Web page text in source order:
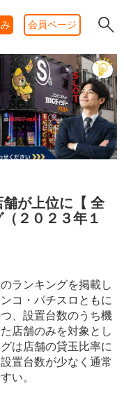
会員ページ
が上位に【 全
２０２３年１
ランキングを掲載し
コ・パチスロともに
、設置台数のうち機
店舗のみを対象とし
は店舗の貸玉比率に
置台数が少なく通常
い。